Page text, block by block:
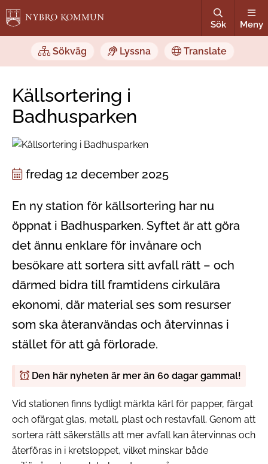
Sök Meny
Sökväg Lyssna Translate
Källsortering i
Badhusparken
fredag 12 december 2025
En ny station för källsortering har nu
öppnat i Badhusparken. Syftet är att göra
det ännu enklare för invånare och
besökare att sortera sitt avfall rätt – och
därmed bidra till framtidens cirkulära
ekonomi, där material ses som resurser
som ska återanvändas och återvinnas i
stället för att gå förlorade.
Den här nyheten är mer än 60 dagar gammal!
Vid stationen finns tydligt märkta kärl för papper, färgat
och ofärgat glas, metall, plast och restavfall. Genom att
sortera rätt säkerställs att mer avfall kan återvinnas och
återföras in i kretsloppet, vilket minskar både